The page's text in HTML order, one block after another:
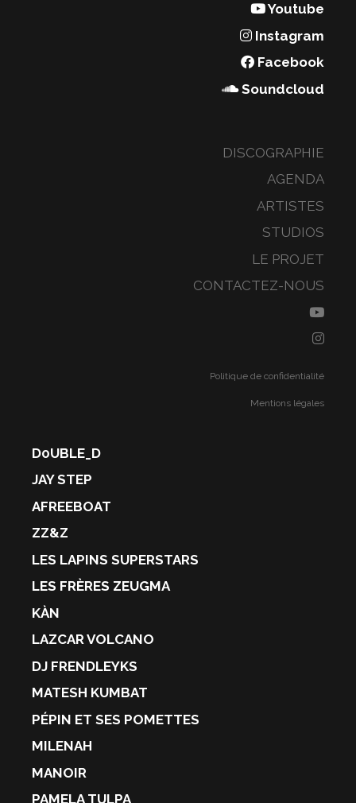
Youtube
Instagram
Facebook
Soundcloud
DISCOGRAPHIE
AGENDA
ARTISTES
STUDIOS
LE PROJET
CONTACTEZ-NOUS
Politique de confidentialité
Mentions légales
D0UBLE_D
JAY STEP
AFREEBOAT
ZZ&Z
LES LAPINS SUPERSTARS
LES FRÈRES ZEUGMA
KÀN
LAZCAR VOLCANO
DJ FRENDLEYKS
MATESH KUMBAT
PÉPIN ET SES POMETTES
MILENAH
MANOIR
PAMELA TULPA